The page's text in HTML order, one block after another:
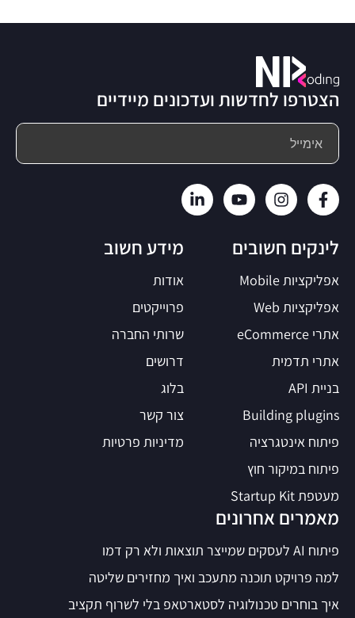
הצטרפו לחדשות ועדכונים מיידיים
מידע חשוב
אודות
פרוייקטים
שרותי החברה
דרושים
בלוג
צור קשר
מדיניות פרטיות
מאמרים אחרונים
פיתוח AI לעסקים שמייצר תוצאות ולא רק דמו
למה פרויקט תוכנה מתעכב ואיך מחזירים שליטה
איך בוחרים טכנולוגיה לסטארטאפ בלי לשרוף תקציב
לינקים חשובים
אפליקציות Mobile
אפליקציות Web
אתרי eCommerce
אתרי תדמית
בניית API
Building plugins
פיתוח אינטגרציה
פיתוח במיקור חוץ
מעטפת Startup Kit